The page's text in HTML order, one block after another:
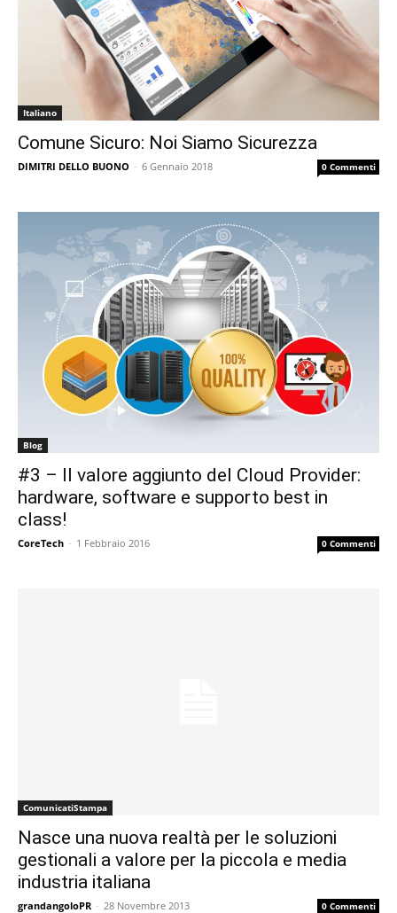
Italiano
Comune Sicuro: Noi Siamo Sicurezza
DIMITRI DELLO BUONO - 6 Gennaio 2018 0 Commenti
Blog
#3 – Il valore aggiunto del Cloud Provider:
hardware, software e supporto best in
class!
CoreTech - 1 Febbraio 2016 0 Commenti
ComunicatiStampa
Nasce una nuova realtà per le soluzioni
gestionali a valore per la piccola e media
industria italiana
grandangoloPR - 28 Novembre 2013 0 Commenti